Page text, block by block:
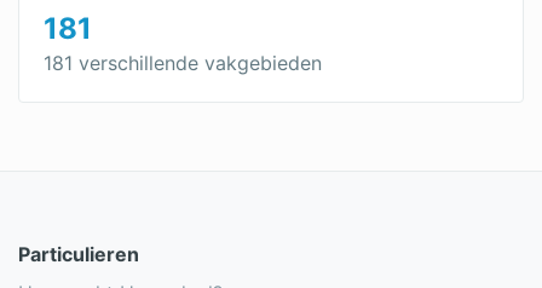
181
181 verschillende vakgebieden
Particulieren